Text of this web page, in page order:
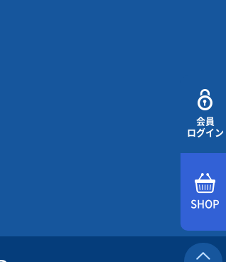
会員
ログイン
SHOP